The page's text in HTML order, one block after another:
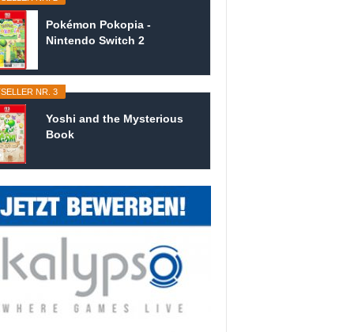
Pokémon Pokopia -
Nintendo Switch 2
NR. 3
Yoshi and the Mysterious
Book